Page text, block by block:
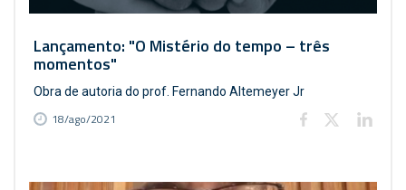
Lançamento: "O Mistério do tempo – três
momentos"
Obra de autoria do prof. Fernando Altemeyer Jr
18/ago/2021